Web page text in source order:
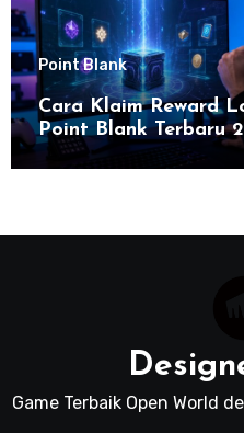
Point Blank
Cara Klaim Reward
Point Blank Terbaru
Game Terbaik Open World